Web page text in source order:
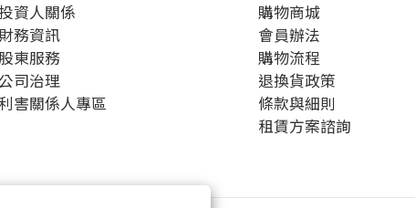
資人關係
財務資訊
東服務
司治理
害關係人專區
購物商城
會員辦法
購物流程
退換貨政策
條款與細則
租賃方案諮詢